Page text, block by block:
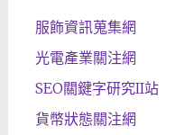
服飾資訊蒐集網
光電產業關注網
SEO關鍵字研究II站
貨幣狀態關注網